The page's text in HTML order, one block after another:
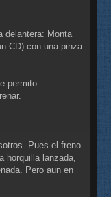
delantera: Monta
CD) con una pinza
permito
Pues el freno
horquilla lanzada,
Pero aun en